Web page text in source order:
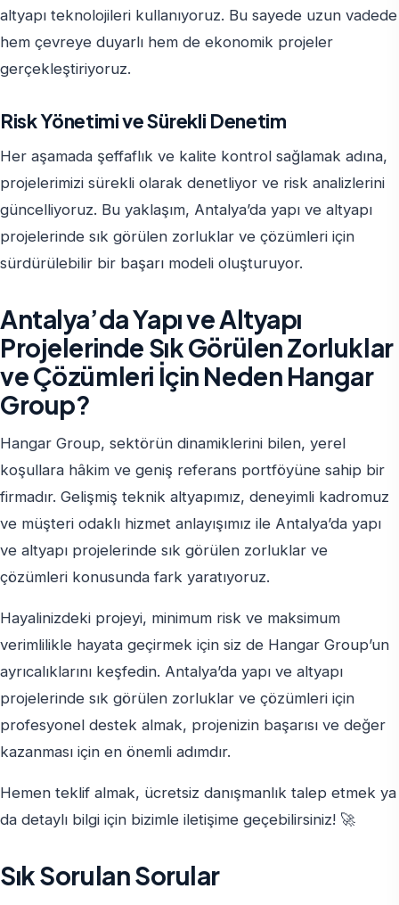
altyapı teknolojileri kullanıyoruz. Bu sayede uzun vadede
hem çevreye duyarlı hem de ekonomik projeler
gerçekleştiriyoruz.
Risk Yönetimi ve Sürekli Denetim
Her aşamada şeffaflık ve kalite kontrol sağlamak adına,
projelerimizi sürekli olarak denetliyor ve risk analizlerini
güncelliyoruz. Bu yaklaşım, Antalya’da yapı ve altyapı
projelerinde sık görülen zorluklar ve çözümleri için
sürdürülebilir bir başarı modeli oluşturuyor.
Antalya’da Yapı ve Altyapı
Projelerinde Sık Görülen Zorluklar
ve Çözümleri İçin Neden Hangar
Group?
Hangar Group, sektörün dinamiklerini bilen, yerel
koşullara hâkim ve geniş referans portföyüne sahip bir
firmadır. Gelişmiş teknik altyapımız, deneyimli kadromuz
ve müşteri odaklı hizmet anlayışımız ile Antalya’da yapı
ve altyapı projelerinde sık görülen zorluklar ve
çözümleri konusunda fark yaratıyoruz.
Hayalinizdeki projeyi, minimum risk ve maksimum
verimlilikle hayata geçirmek için siz de Hangar Group’un
ayrıcalıklarını keşfedin. Antalya’da yapı ve altyapı
projelerinde sık görülen zorluklar ve çözümleri için
profesyonel destek almak, projenizin başarısı ve değer
kazanması için en önemli adımdır.
Hemen teklif almak, ücretsiz danışmanlık talep etmek ya
da detaylı bilgi için bizimle iletişime geçebilirsiniz! 🚀
Sık Sorulan Sorular